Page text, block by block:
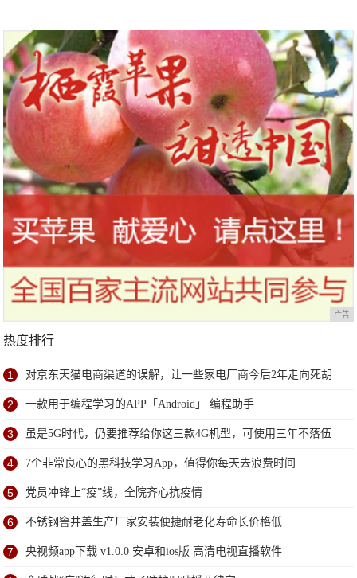
广告
热度排行
1 对京东天猫电商渠道的误解，让一些家电厂商今后2年走向死胡
同
2 一款用于编程学习的APP「Android」 编程助手
3 虽是5G时代，仍要推荐给你这三款4G机型，可使用三年不落伍
4 7个非常良心的黑科技学习App，值得你每天去浪费时间
5 党员冲锋上“疫”线，全院齐心抗疫情
6 不锈钢窨井盖生产厂家安装便捷耐老化寿命长价格低
7 央视频app下载 v1.0.0 安卓和ios版 高清电视直播软件